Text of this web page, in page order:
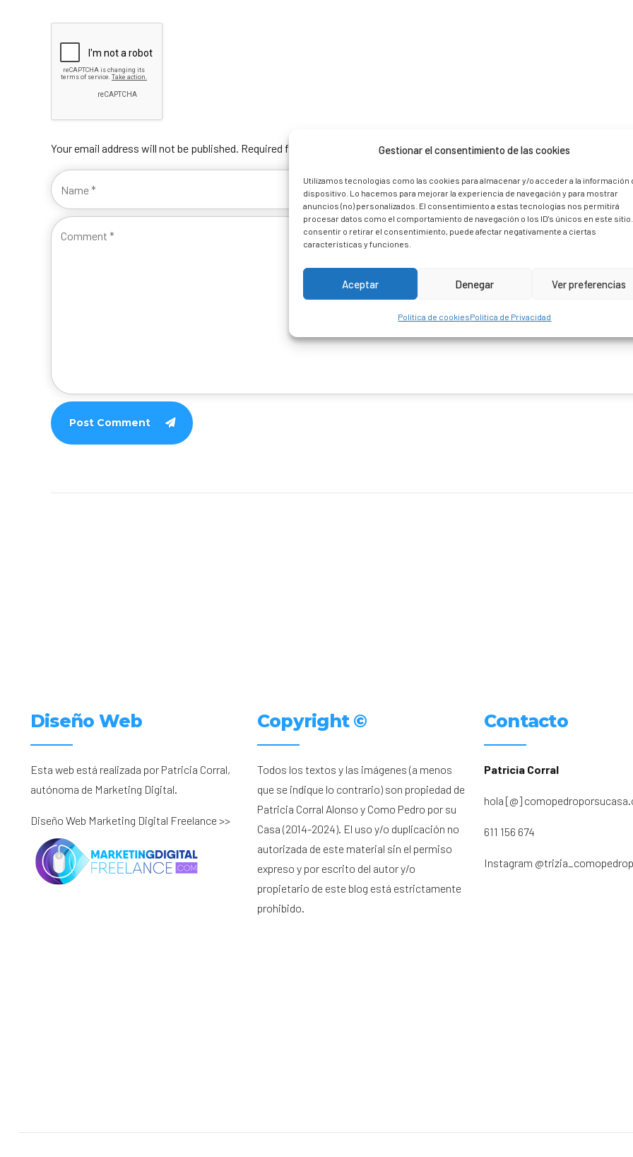
Gestionar el consentimiento de las cookies
Utilizamos tecnologías como las cookies para almacenar y/o acceder a la información
dispositivo. Lo hacemos para mejorar la experiencia de navegación y para mostrar
anuncios (no) personalizados. El consentimiento a estas tecnologías nos permitirá
procesar datos como el comportamiento de navegación o los ID's únicos en este
consentir o retirar el consentimiento, puede afectar negativamente a ciertas
características y funciones.
Aceptar Denegar Ver preferencias
Política de cookiesPolítica de Privacidad
Your email address will not be published. Required fields are marked *
Post Comment
Diseño Web
Esta web está realizada por Patricia Corral,
autónoma de Marketing Digital.
Diseño Web Marketing Digital Freelance >>
Copyright ©
Todos los textos y las imágenes (a menos
que se indique lo contrario) son propiedad de
Patricia Corral Alonso y Como Pedro por su
Casa (2014-2024). El uso y/o duplicación no
autorizada de este material sin el permiso
expreso y por escrito del autor y/o
propietario de este blog está estrictamente
prohibido.
Contacto
Patricia Corral
hola [@]
611 156 674
Instagram